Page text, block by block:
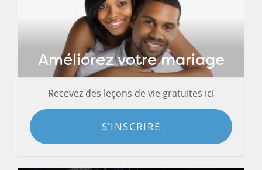
Améliorez votre mariage
Recevez des leçons de vie gratuites ici
S'INSCRIRE